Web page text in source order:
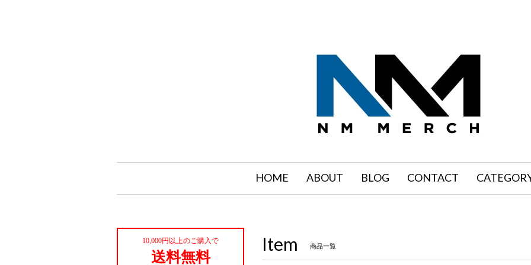
HOME ABOUT BLOG CONTACT
Item 商品一覧
10,000円以上のご購入で
送料無料